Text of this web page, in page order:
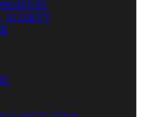
ROZETY